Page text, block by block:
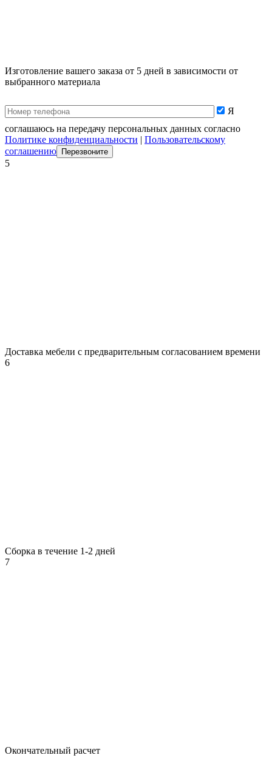
Изготовление вашего заказа от 5 дней в зависимости от
выбранного материала
Я
соглашаюсь на передачу персональных данных согласно
Политике конфиденциальности | Пользовательскому
соглашению
5
Доставка мебели с предварительным согласованием времени
6
Сборка в течение 1-2 дней
7
Окончательный расчет